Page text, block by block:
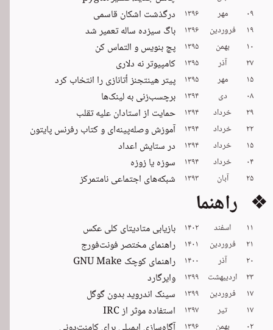
۰۹ مهر ۱۳۹۶ درگذشت اشکان قاسمی
۱۹ فروردین ۱۳۹۶ باگ سیزده ساله تعمیر شد
۱۰ بهمن ۱۳۹۵ پچ بنویس و التماس کن
۲۷ آذر ۱۳۹۵ کامپیوتر نه دلاری
۱۵ مهر ۱۳۹۵ پیتر هینتجنز اُتانازی را انتخاب کرد
۰۸ دی ۱۳۹۴ برچسب‌زنی به لینک‌ها
۲۹ خرداد ۱۳۹۴ حمایت از استادان علیه تقلب
۲۲ خرداد ۱۳۹۴ آموزش وصله‌پینه‌ای و کتاب رفرنس پایتون
۱۵ خرداد ۱۳۹۴ در ستایش اعداد
۰۴ خرداد ۱۳۹۴ سوزه یا زوزه
۲۵ آبان ۱۳۹۳ شبکه‌های اجتماعی نامتمرکز
❖ راهنما
۱۱ اسفند ۱۴۰۲ بازیابی متادیتای کلی عکس
۲۱ فروردین ۱۴۰۱ راهنمای مختصر فونت‌فورج
۲۰ آذر ۱۴۰۰ راهنمای کوچک GNU Make
۲۳ اردیبهشت ۱۳۹۹ وایرگارد
۱۷ فروردین ۱۳۹۹ سینک اندروید بدون گوگل
۱۷ تیر ۱۳۹۷ استفاده موثر از IRC
۰۲ بهمن ۱۳۹۶